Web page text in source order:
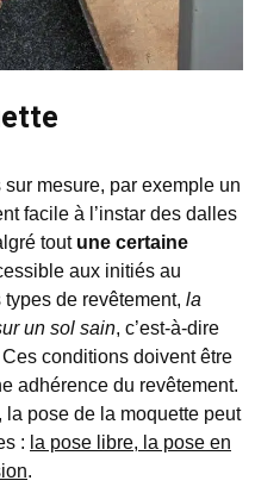
mesure, par exemple un
facile à l’instar des dalles
tout une certaine
aux initiés au
de revêtement, la
un sol sain, c’est-à-dire
conditions doivent être
adhérence du revêtement.
pose de la moquette peut
: la pose libre, la pose en
.